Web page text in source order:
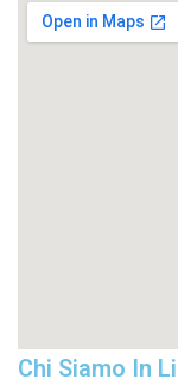
Chi Siamo In